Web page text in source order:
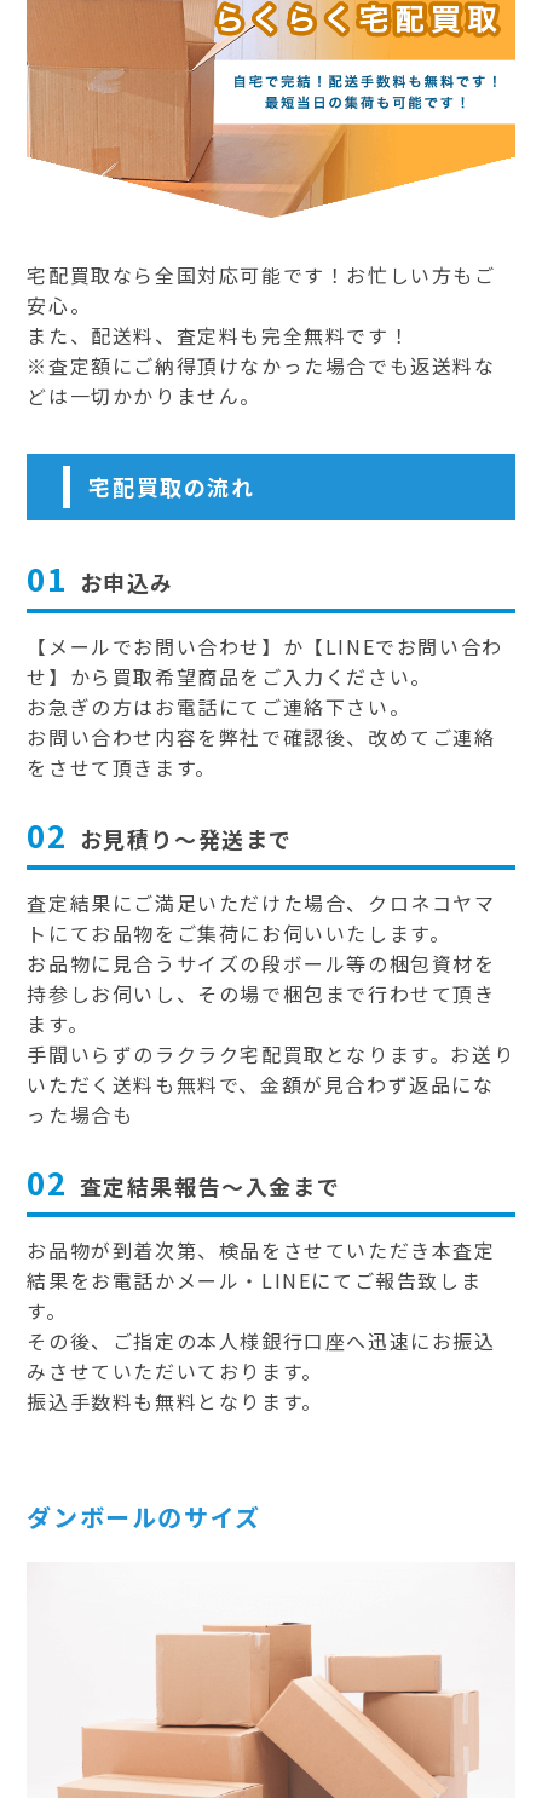
宅配買取なら全国対応可能です！お忙しい方もご
安心。
また、配送料、査定料も完全無料です！
※査定額にご納得頂けなかった場合でも返送料な
どは一切かかりません。
宅配買取の流れ
01 お申込み
【メールでお問い合わせ】か【LINEでお問い合わ
せ】から買取希望商品をご入力ください。
お急ぎの方はお電話にてご連絡下さい。
お問い合わせ内容を弊社で確認後、改めてご連絡
をさせて頂きます。
02 お見積り～発送まで
査定結果にご満足いただけた場合、クロネコヤマ
トにてお品物をご集荷にお伺いいたします。
お品物に見合うサイズの段ボール等の梱包資材を
持参しお伺いし、その場で梱包まで行わせて頂き
ます。
手間いらずのラクラク宅配買取となります。お送り
いただく送料も無料で、金額が見合わず返品にな
った場合も
02 査定結果報告～入金まで
お品物が到着次第、検品をさせていただき本査定
結果をお電話かメール・LINEにてご報告致しま
す。
その後、ご指定の本人様銀行口座へ迅速にお振込
みさせていただいております。
振込手数料も無料となります。
ダンボールのサイズ